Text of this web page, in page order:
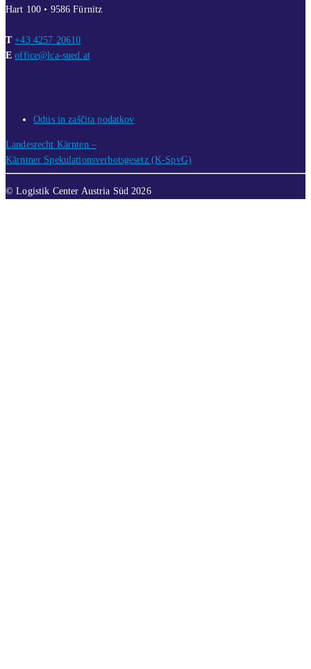
Hart 100 • 9586 Fürnitz
T +43 4257 20610
E office@lca-sued.at
Odtis in zaščita podatkov
Landesrecht Kärnten –
Kärntner Spekulationsverbotsgesetz (K-SpvG)
© Logistik Center Austria Süd 2026